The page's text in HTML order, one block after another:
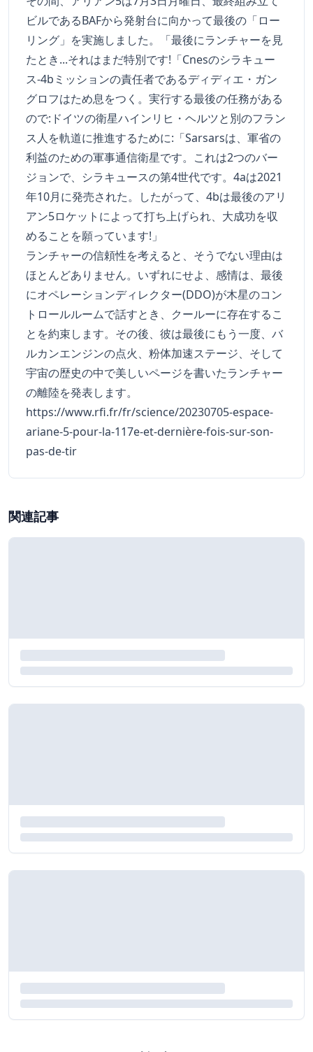
ビルであるBAFから発射台に向かって最後の「ロー
リング」を実施しました。「最後にランチャーを見
たとき...それはまだ特別です!「Cnesのシラキュー
ス-4bミッションの責任者であるディディエ・ガン
グロフはため息をつく。実行する最後の任務がある
ので:ドイツの衛星ハインリヒ・ヘルツと別のフラン
ス人を軌道に推進するために:「Sarsarsは、軍省の
利益のための軍事通信衛星です。これは2つのバー
ジョンで、シラキュースの第4世代です。4aは2021
年10月に発売された。したがって、4bは最後のアリ
アン5ロケットによって打ち上げられ、大成功を収
めることを願っています!」
ランチャーの信頼性を考えると、そうでない理由は
ほとんどありません。いずれにせよ、感情は、最後
にオペレーションディレクター(DDO)が木星のコン
トロールルームで話すとき、クールーに存在するこ
とを約束します。その後、彼は最後にもう一度、バ
ルカンエンジンの点火、粉体加速ステージ、そして
宇宙の歴史の中で美しいページを書いたランチャー
の離陸を発表します。
https://www.rfi.fr/fr/science/20230705-espace-
ariane-5-pour-la-117e-et-dernière-fois-sur-son-
pas-de-tir
関連記事